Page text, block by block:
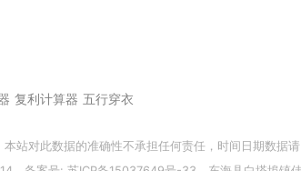
复利计算器 五行穿衣
站对此数据的准确性不承担任何责任，时间日期数据